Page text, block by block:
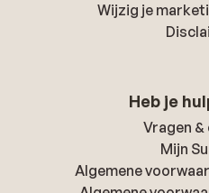
Wijzig je
Heb je
Vragen
Mijn
Algemene